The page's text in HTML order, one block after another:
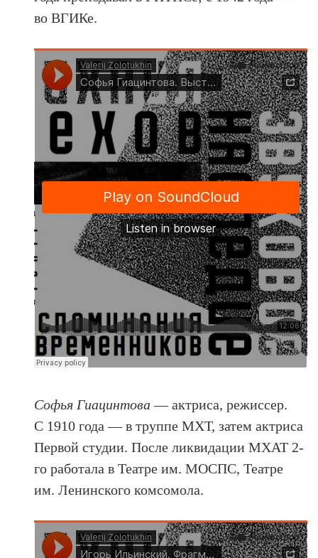
во ВГИКе.
Софья Гиацинтова— актриса, режиссер.
C 1910 года — в труппе МХТ, затем актриса
Первой студии. После ликвидации МХАТ 2-
го работала в Театре им. МОСПС, Театре
им. Ленинского комсомола.